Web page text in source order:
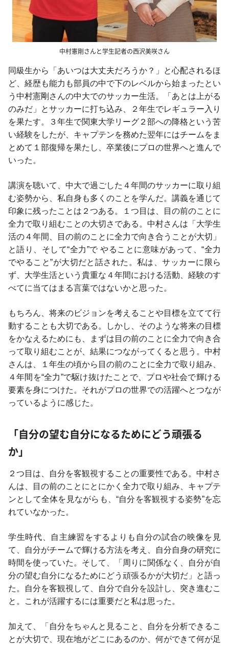
中村憲剛さんと学生記者の西沢美咲さん
同級生から「あいつは大丈夫だろうか？」と心配されるほ
ど、経歴も能力も部員の中で下のレベルから始まったとい
う中村憲剛さんの中大でのサッカー生活。「あとは上がる
のみだ」とサッカーに打ち込み、２年生でレギュラー入り
を果たす。３年生で関東大学リーグ２部への降格という苦
い経験をしたが、キャプテンを務めた翌年にはチームをま
とめて１部復帰を果たし、卒業後にプロの世界へと進んで
いった。
講演を聴いて、中大で過ごした４年間のサッカーに取り組
む姿勢から、私自身も多くのことを学んだ。講義を通じて
印象に残ったことは２つある。１つ目は、目の前のことに
全力で取り組むことの大切さである。中村さんは「大学生
活の４年間、目の前のことに全力で向き合うことが大切」
と語り、そして“全力”で やることに意味があって、“全力
でやること”が大切だと話された。私は、サッカーに限ら
ず、大学生活という貴重な４年間における活動、経験のす
べてに当てはまる言葉ではないかと思った。
もちろん、将来のビジョンを考えることや目標を立てて行
動することも大切である。しかし、そのような将来の目標
をかなえるためにも、まずは目の前のことに全力で向き合
って取り組むことが、結果につながってくると思う。中村
さんは、１年生の頃から目の前のことに全力で取り組み、
４年間を“全力”で駆け抜けたことで、プロや社会で輝ける
要素を身につけた。それがプロの世界での活躍へとつなが
っているように感じた。
「自分の望む自分になるためにどう頑張る
か」
２つ目は、自分を客観視することの重要性である。中村さ
んは、目の前のことにとにかく全力で取り組み、キャプテ
ンとして全体を見ながらも、“自分を客観視する姿勢”を忘
れていなかった。
学生時代、自主練習をするよりも自分の試合の映像を見
て、自分がチームで輝ける方法を考え、自分自身の研究に
時間を使っていた。そして、「周りに関係なく、自分が自
分の望む自分になるためにどう頑張るかが大切だ」と語っ
た。自分を客観視して、自分で自分を設計し、突き進むこ
と。これが活躍するには重要だと私は思った。
加えて、「自分をちゃんと見ること、自分を分析できるこ
とが大切で、現在地がどこにあるのか、何ができて何が足